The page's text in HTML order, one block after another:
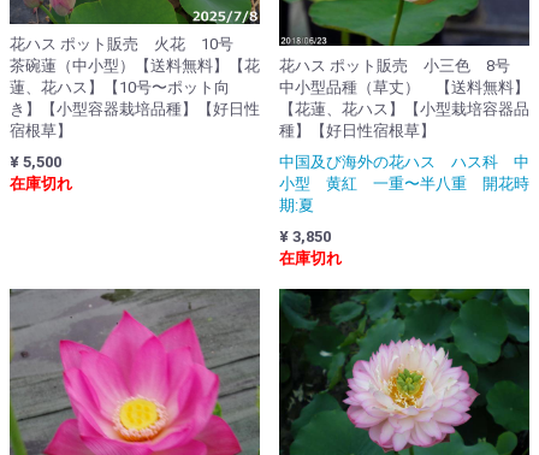
花ハス ポット販売 火花 10号
茶碗蓮（中小型）【送料無料】【花
蓮、花ハス】【10号〜ポット向
き】【小型容器栽培品種】【好日性
宿根草】
¥ 5,500
在庫切れ
花ハス ポット販売 小三色 8号
中小型品種（草丈） 【送料無料】
【花蓮、花ハス】【小型栽培容器品
種】【好日性宿根草】
中国及び海外の花ハス ハス科 中
小型 黄紅 一重〜半八重 開花時
期:夏
¥ 3,850
在庫切れ